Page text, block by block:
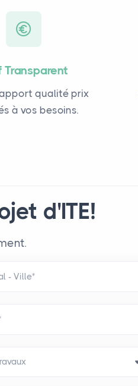
Transparent
qualité prix
à vos besoins.
d'ITE!
- Ville*